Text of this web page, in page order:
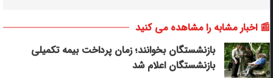
📰 اخبار مشابه را مشاهده می کنید
بازنشستگان بخوانند؛ زمان پرداخت بیمه تکمیلی
بازنشستگان اعلام شد